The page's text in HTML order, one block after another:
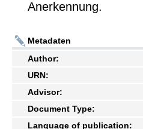
Anerkennung.
Metadaten
Author:
URN:
Advisor:
Document Type:
Language of publication: